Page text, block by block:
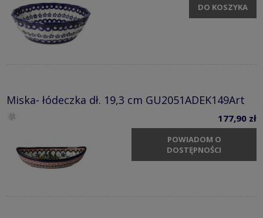
DO KOSZYKA
Miska- łódeczka dł. 19,3 cm GU2051ADEK149Art
177,90 zł
POWIADOM O
DOSTĘPNOŚCI